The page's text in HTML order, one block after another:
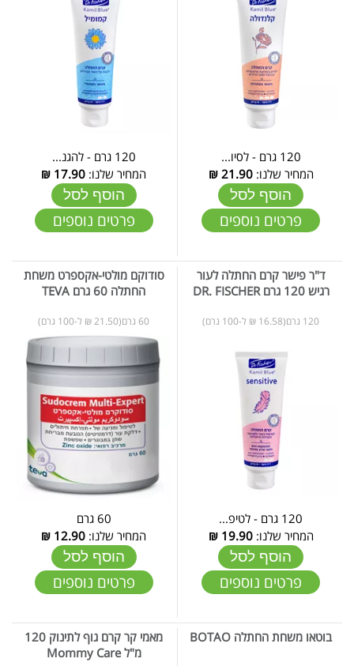
120 גרם - לסיו...
המחיר שלנו:21.90
₪
הוסף לסל
פרטים נוספים
120 גרם - להגנ...
המחיר שלנו: 17.90
₪
הוסף לסל
פרטים נוספים
ד"ר פישר קרם החתלה לעור
רגיש 120 גרם DR. FISCHER
120 גרם(16.58 ₪ ל-100 גרם)
120 גרם - לטיפ...
המחיר שלנו:19.90
₪
הוסף לסל
פרטים נוספים
סודוקם מולטי-אקספרט משחת
החתלה 60 גרם TEVA
60 גרם(21.50 ₪ ל-100 גרם)
60 גרם
המחיר שלנו: 12.90
₪
הוסף לסל
פרטים נוספים
בוטאו משחת החתלה BOTAO
מאמי קר קרם גוף לתינוק 120
מ"ל Mommy Care